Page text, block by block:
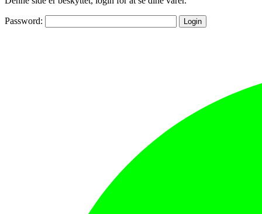
Password: